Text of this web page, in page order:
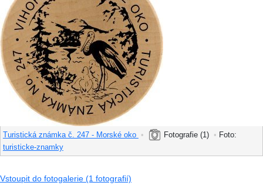
Turistická známka č. 247 - Morské oko • Fotografie (1) • Foto:
turisticke-znamky
Vstoupit do fotogalerie (1 fotografií)